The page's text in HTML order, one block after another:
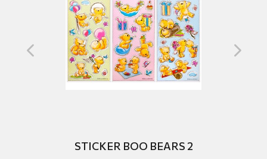
STICKER BOO BEARS 2